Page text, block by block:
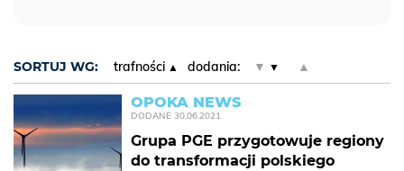
SORTUJ WG: trafności dodania: ▼ ▲
OPOKA NEWS
DODANE 30.06.2021
Grupa PGE przygotowuje regiony
do transformacji polskiego